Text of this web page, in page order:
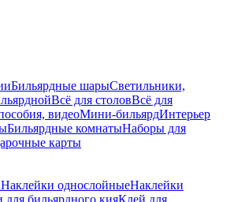
Бильярдные шарыСветильники,
Всё для столовВсё для
видеоМини-бильярдИнтерьер
Бильярдные комнатыНаборы для
карты
Наклейки однослойныеНаклейки
бильярдного кияКлей для